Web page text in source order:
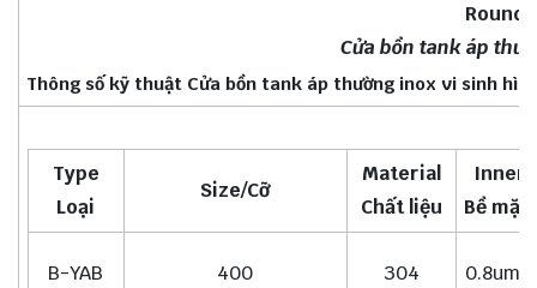
Round
Cửa bồn tank áp
Thông số kỹ thuật Cửa bồn tank áp thường inox vi sinh
Type
Loại
Size/Cỡ
Material
Chất liệu
Inner
Bề
B-YAB 400 304 0.8um-